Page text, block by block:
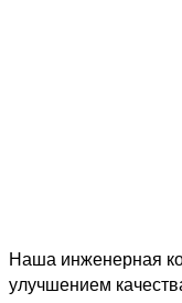
Наша инженерная
улучшением